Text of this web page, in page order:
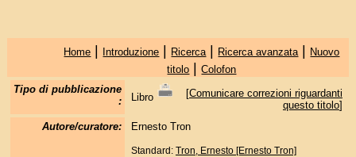
Home | Introduzione | Ricerca | Ricerca avanzata | Nuovo
titolo |Colofon
Tipo di pubblicazione
:
Libro [Comunicare correzioni riguardanti
questo titolo]
Autore/curatore:
Ernesto Tron
Standard: Tron, Ernesto [Ernesto Tron]